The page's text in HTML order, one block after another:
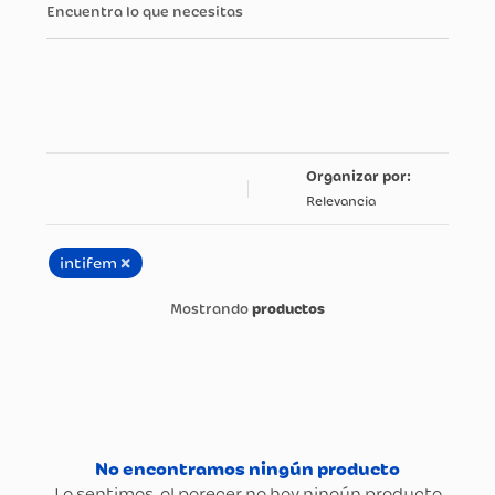
Encuentra lo que necesitas
Relevancia
intifem ×
productos